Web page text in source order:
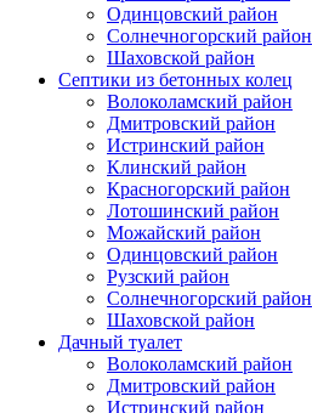
Одинцовский район
Солнечногорский район
Шаховской район
Септики из бетонных колец
Волоколамский район
Дмитровский район
Истринский район
Клинский район
Красногорский район
Лотошинский район
Можайский район
Одинцовский район
Рузский район
Солнечногорский район
Шаховской район
Дачный туалет
Волоколамский район
Дмитровский район
Истринский район